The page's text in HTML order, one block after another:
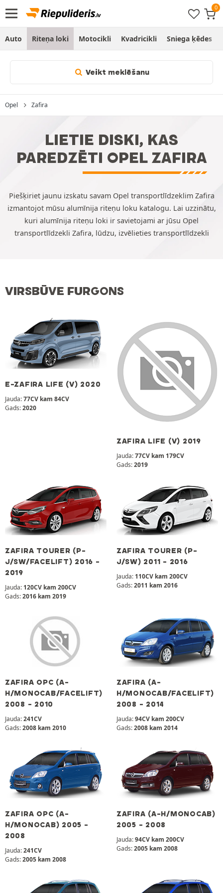
Auto Riteņa loki Motocikli Kvadricikli Sniega ķēdes
Veikt meklēšanu
Opel Zafira
LIETIE DISKI, KAS
PAREDZĒTI OPEL ZAFIRA
Piešķiriet jaunu izskatu savam Opel transportlīdzeklim Zafira
izmantojot mūsu alumīnija riteņu loku katalogu. Lai uzzinātu,
kuri alumīnija riteņu loki ir savietojami ar jūsu Opel
transportlīdzekli Zafira, lūdzu, izvēlieties transportlīdzekli
VIRSBŪVE FURGONS
E-ZAFIRA LIFE (V) 2020
Jauda:77CV kam 84CV
Gads:2020
ZAFIRA LIFE (V) 2019
Jauda:77CV kam 179CV
Gads:2019
ZAFIRA TOURER (P-
J/SW/FACELIFT) 2016 -
2019
Jauda: 120CV kam 200CV
Gads:2016 kam 2019
ZAFIRA TOURER (P-
J/SW) 2011 - 2016
Jauda: 110CV kam 200CV
Gads:2011 kam 2016
ZAFIRA OPC (A-
H/MONOCAB/FACELIFT)
2008 - 2010
Jauda:241CV
Gads:2008 kam 2010
ZAFIRA (A-
H/MONOCAB/FACELIFT)
2008 - 2014
Jauda:94CV kam 200CV
Gads:2008 kam 2014
ZAFIRA OPC (A-
H/MONOCAB) 2005 -
2008
Jauda:241CV
Gads:2005 kam 2008
ZAFIRA (A-H/MONOCAB)
2005 - 2008
Jauda:94CV kam 200CV
Gads:2005 kam 2008